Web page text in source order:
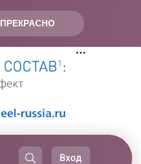
ПРЕКРАСНО
Вход